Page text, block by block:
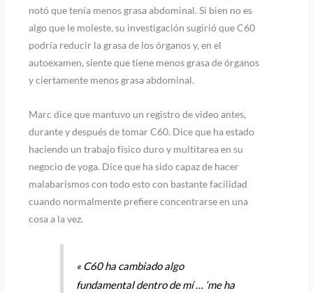
notó que tenía menos grasa abdominal. Si bien no es
algo que le moleste, su investigación sugirió que C60
podría reducir la grasa de los órganos y, en el
autoexamen, siente que tiene menos grasa de órganos
y ciertamente menos grasa abdominal.
Marc dice que mantuvo un registro de video antes,
durante y después de tomar C60. Dice que ha estado
haciendo un trabajo físico duro y multitarea en su
negocio de yoga. Dice que ha sido capaz de hacer
malabarismos con todo esto con bastante facilidad
cuando normalmente prefiere concentrarse en una
cosa a la vez.
« C60 ha cambiado algo
fundamental dentro de mí … ‘me ha